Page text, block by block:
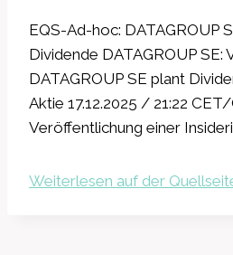
EQS-Ad-hoc: DATAGROUP
Dividende DATAGROUP SE:
DATAGROUP SE plant
Aktie 17.12.2025 / 21:22
Veröffentlichung einer
Weiterlesen auf der